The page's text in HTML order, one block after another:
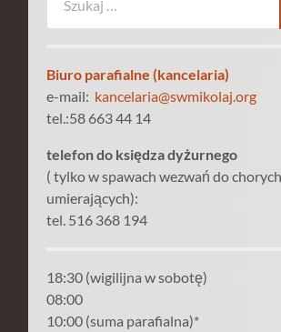
Biuro parafialne (kancelaria)
e-mail: kancelaria@swmikolaj.org
tel.:58 663 44 14
telefon do księdza dyżurnego
( tylko w spawach wezwań do
umierających):
tel. 516 368 194
18:30 (wigilijna w sobotę)
08:00
10:00 (suma parafialna)*